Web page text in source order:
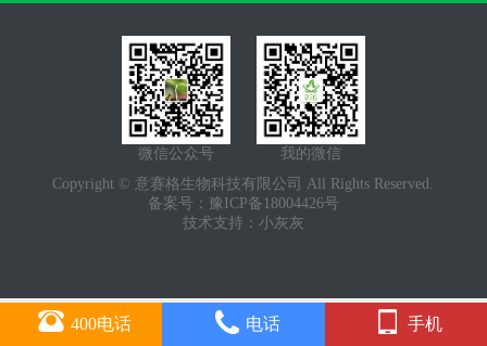
微信公众号
我的微信
Copyright © 意赛格生物科技有限公司 All Rights Reserved.
备案号： 豫ICP备18004426号
技术支持： 小灰灰
400电话 电话 手机